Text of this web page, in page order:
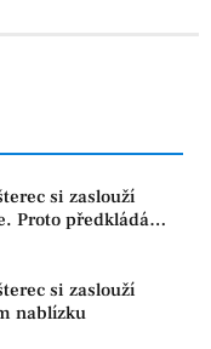
si zaslouží
Proto předkládáme
problémy
si zaslouží
nablízku